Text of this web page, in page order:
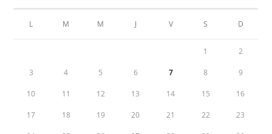
L M M J V S D
1 2
3 4 5 6 7 8 9
10 11 12 13 14 15 16
17 18 19 20 21 22 23